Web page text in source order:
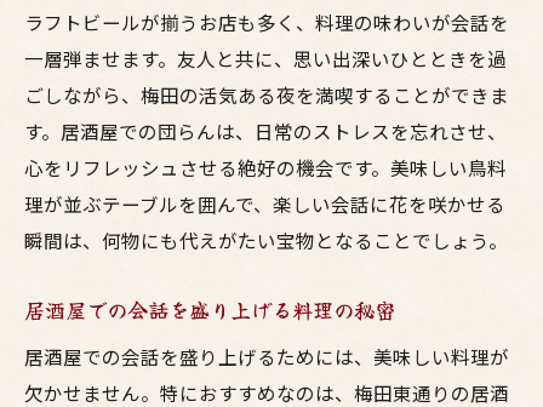
ラフトビールが揃うお店も多く、料理の味わいが会話を
一層弾ませます。友人と共に、思い出深いひとときを過
ごしながら、梅田の活気ある夜を満喫することができま
す。居酒屋での団らんは、日常のストレスを忘れさせ、
心をリフレッシュさせる絶好の機会です。美味しい鳥料
理が並ぶテーブルを囲んで、楽しい会話に花を咲かせる
瞬間は、何物にも代えがたい宝物となることでしょう。
居酒屋での会話を盛り上げる料理の秘密
居酒屋での会話を盛り上げるためには、美味しい料理が
欠かせません。特におすすめなのは、梅田東通りの居酒